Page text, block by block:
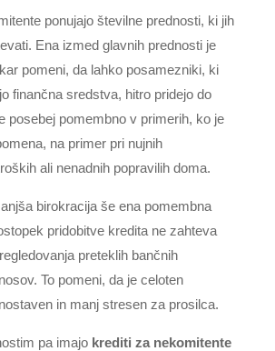
ponujajo številne prednosti, ki jih
Ena izmed glavnih prednosti je
pomeni, da lahko posamezniki, ki
finančna sredstva, hitro pridejo do
posebej pomembno v primerih, ko je
na primer pri nujnih
ali nenadnih popravilih doma.
birokracija še ena pomembna
pridobitve kredita ne zahteva
preteklih bančnih
To pomeni, da je celoten
in manj stresen za prosilca.
pa imajo krediti za nekomitente